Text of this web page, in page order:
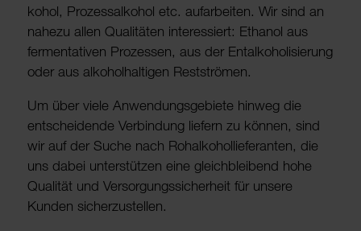
kohol, Prozes­sal­kohol etc. aufa­r­b­eiten. Wir sind an
nahezu allen Quali­täten inter­es­siert: Ethanol aus
fermen­ta­tiven Prozessen, aus der Ental­ko­ho­li­sie­rung
oder aus alko­hol­hal­tigen Rest­strömen.
Um über viele Anwen­dungs­ge­biete hinweg die
entschei­dende Verbin­dung liefern zu können, sind
wir auf der Suche nach Rohal­ko­hol­lie­fe­ranten, die
uns dabei unter­stützen eine gleich­blei­bend hohe
Qualität und Versor­gungs­si­cher­heit für unsere
Kunden sicher­zu­stellen.